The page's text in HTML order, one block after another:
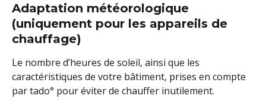
Adaptation météorologique
(uniquement pour les appareils de
chauffage)
Le nombre d’heures de soleil, ainsi que les
caractéristiques de votre bâtiment, prises en compte
par tado° pour éviter de chauffer inutilement.